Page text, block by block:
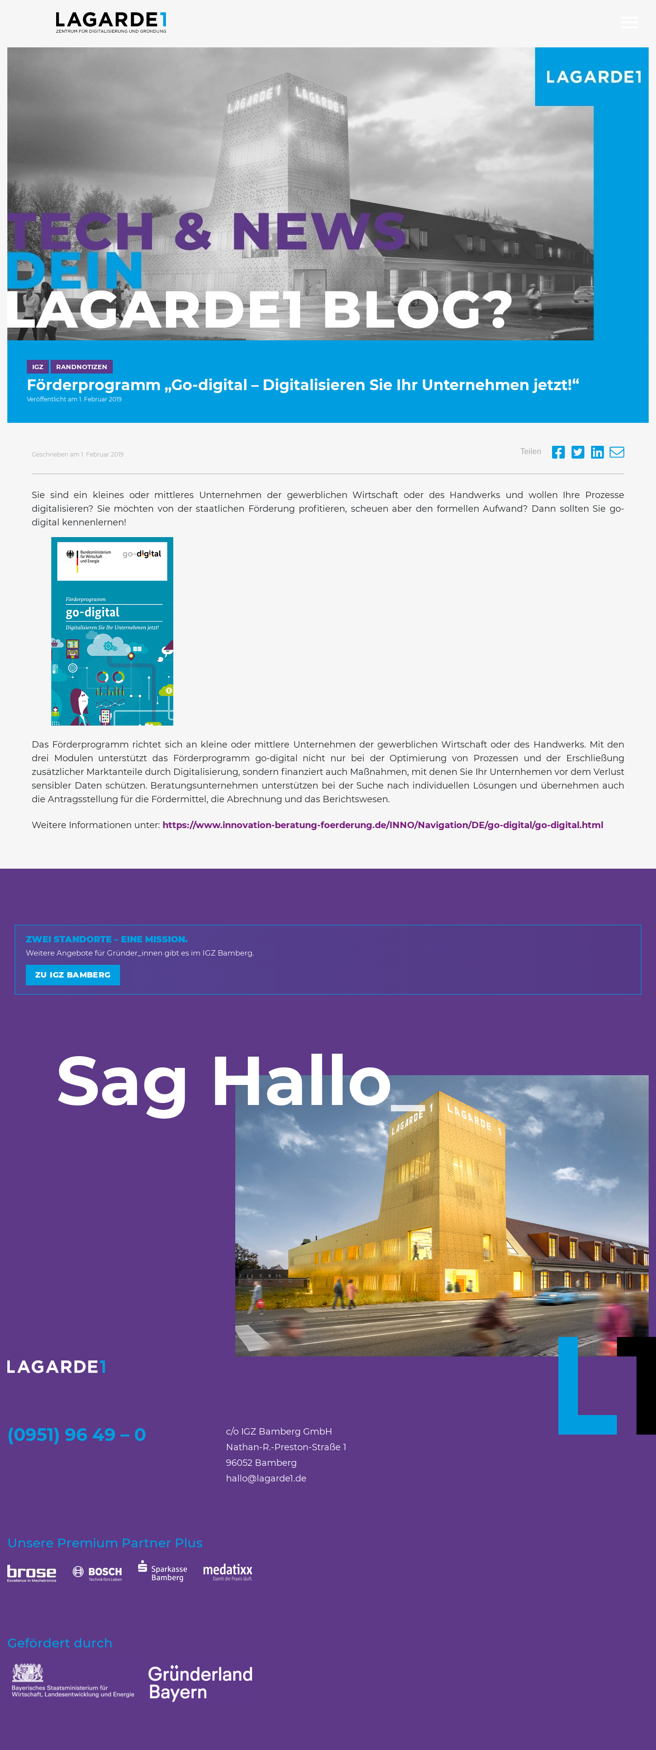
IGZ RANDNOTIZEN
Förderprogramm „Go-digital – Digitalisieren Sie Ihr Unternehmen jetzt!“
Veröffentlicht am 1. Februar 2019
Geschrieben am 1. Februar 2019 Teilen
Sie sind ein kleines oder mittleres Unternehmen der gewerblichen Wirtschaft oder des Handwerks und wollen Ihre Prozesse
digitalisieren? Sie möchten von der staatlichen Förderung profitieren, scheuen aber den formellen Aufwand? Dann sollten Sie go-
digital kennenlernen!
Das Förderprogramm richtet sich an kleine oder mittlere Unternehmen der gewerblichen Wirtschaft oder des Handwerks. Mit den
drei Modulen unterstützt das Förderprogramm go-digital nicht nur bei der Optimierung von Prozessen und der Erschließung
zusätzlicher Marktanteile durch Digitalisierung, sondern finanziert auch Maßnahmen, mit denen Sie Ihr Unternhemen vor dem Verlust
sensibler Daten schützen. Beratungsunternehmen unterstützen bei der Suche nach individuellen Lösungen und übernehmen auch
die Antragsstellung für die Fördermittel, die Abrechnung und das Berichtswesen.
Weitere Informationen unter: https://www.innovation-beratung-foerderung.de/INNO/Navigation/DE/go-digital/go-digital.html
ZWEI STANDORTE – EINE MISSION.
Weitere Angebote für Gründer_innen gibt es im IGZ Bamberg.
ZU IGZ BAMBERG
Sag Hallo_
(0951) 96 49 – 0
c/o IGZ Bamberg GmbH
Nathan-R.-Preston-Straße 1
96052 Bamberg
hallo@lagarde1.de
Unsere Premium Partner Plus
Gefördert durch